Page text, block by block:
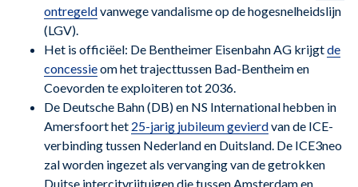
ontregeldvanwege vandalisme op de hogesnelheidslijn
(LGV).
Het is officiëel: De Bentheimer Eisenbahn AG krijgtde
concessieom het trajecttussen Bad-Bentheim en
Coevorden te exploiteren tot 2036.
De Deutsche Bahn (DB) en NS International hebben in
Amersfoort het 25-jarig jubileum gevierdvan de ICE-
verbinding tussen Nederland en Duitsland. De ICE3neo
zal worden ingezet als vervanging van de getrokken
Duitse intercityrijtuigen die tussen Amsterdam en